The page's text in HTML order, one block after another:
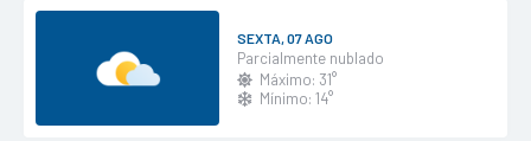
SEXTA 07 AGO
Parcialmente nublado
Máximo: 31°
Mínimo: 14°